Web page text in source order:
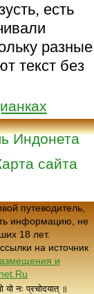
есть
разные
текст без
Индонета
сайта
путеводитель,
информацию, не
18 лет.
на источник
и
यो नः प्रचोदयात् ॥